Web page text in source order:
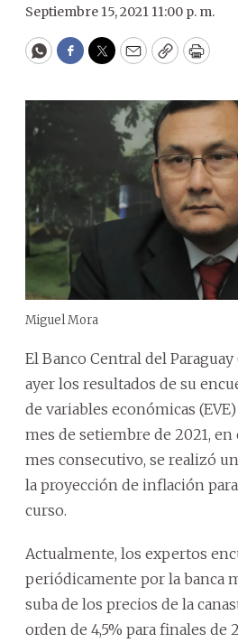
Septiembre 15, 2021 11:00 p. m.
WhatsApp
Facebook
Twitter
EmailCopyPrint
Miguel Mora
El Banco Central del
ayer los resultados de su
de variables económicas
mes de setiembre de 2021, en
mes consecutivo, se realizó
la proyección de inflación
curso.
Actualmente, los expertos
periódicamente por la banca
suba de los precios de la
orden de 4,5% para finales de